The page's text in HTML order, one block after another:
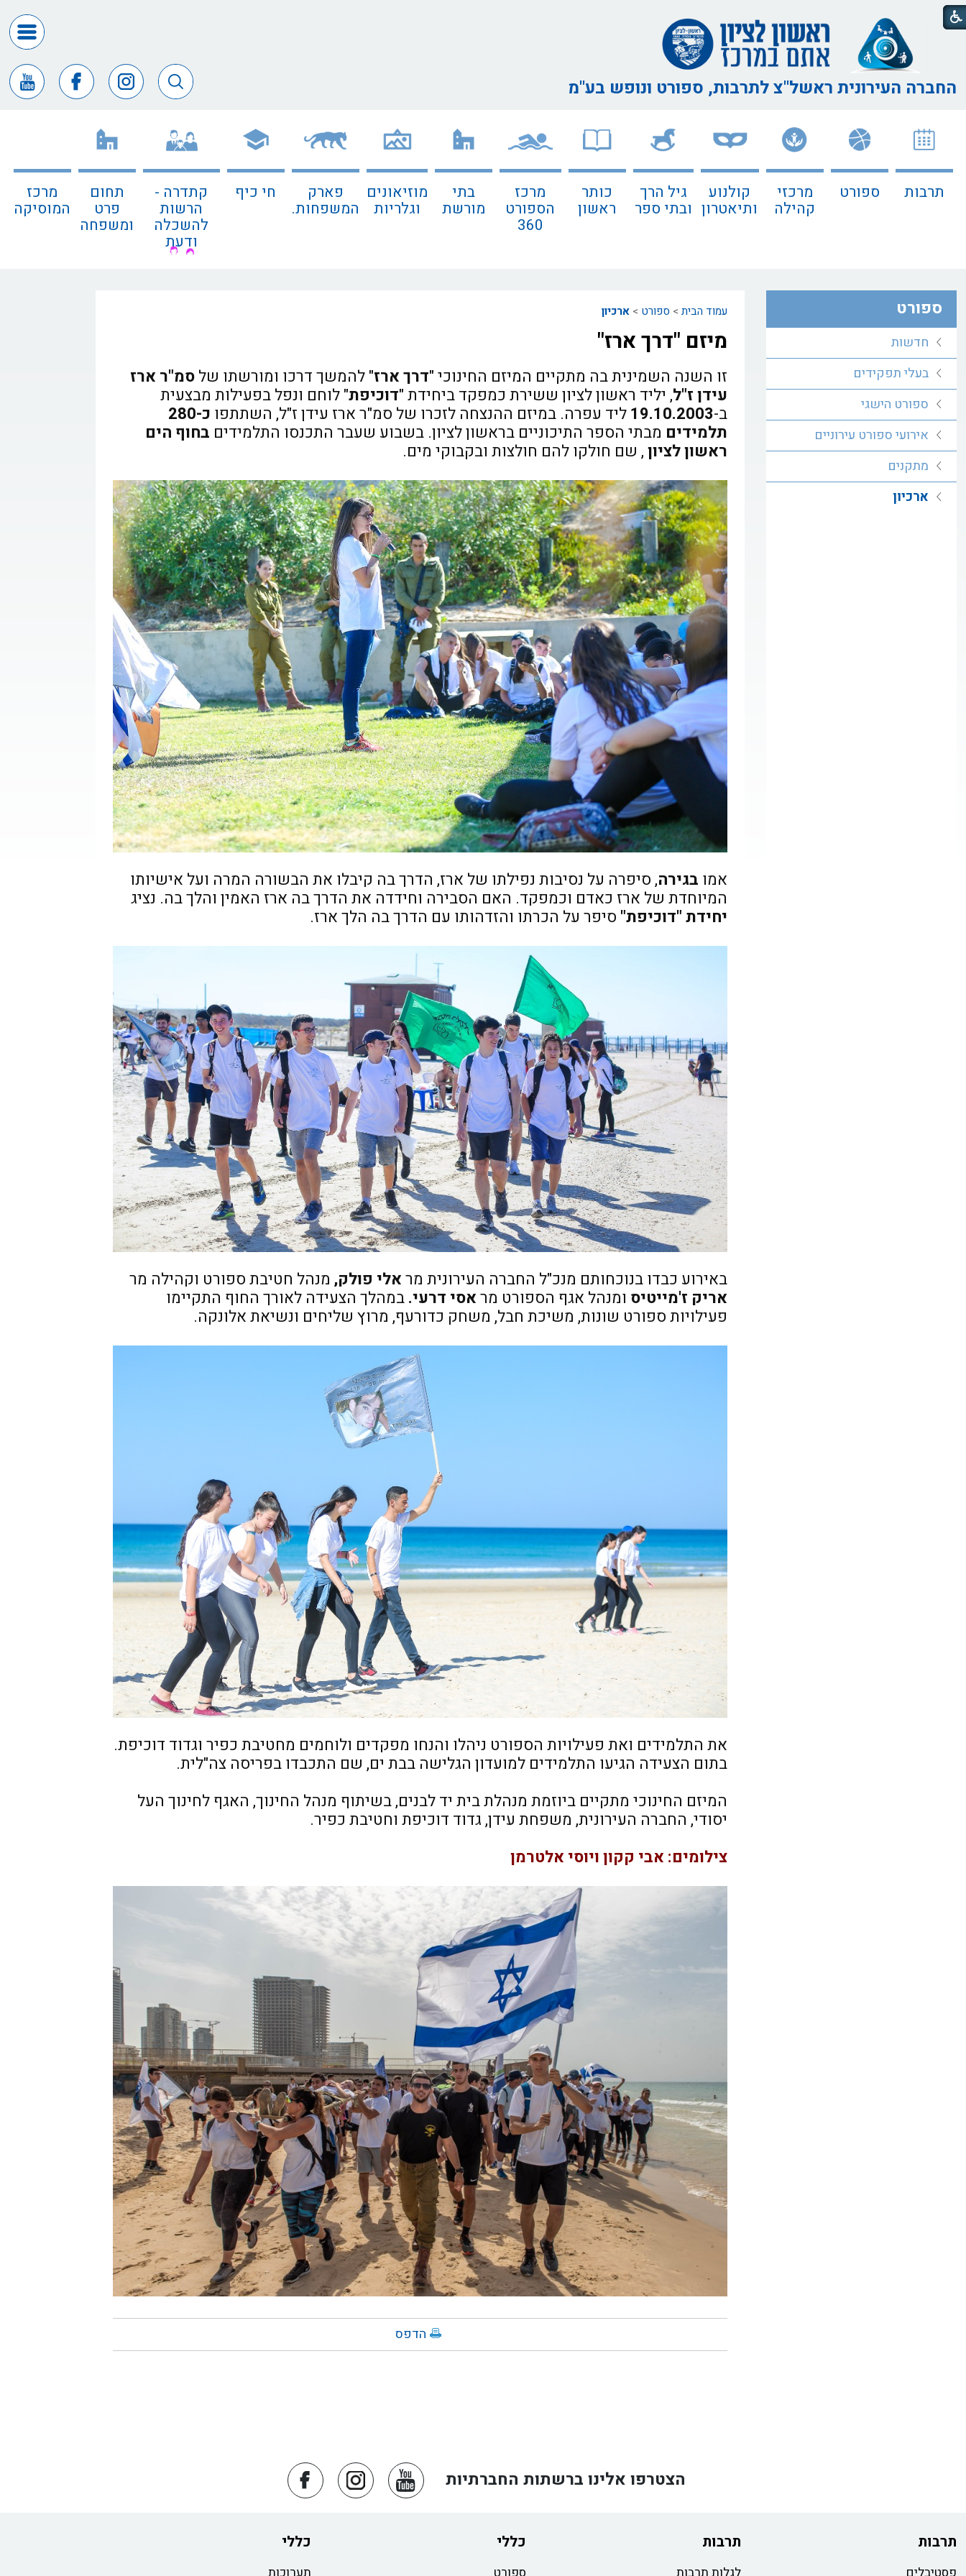
החברה העירונית ראשל"צלתרבות, ספורט ונופש בע"מ
חופש
המידע
העיר
דבר
המנכ"ל
תרבות ספורט מרכזי
קהילה
קולנוע
ותיאטרון
גיל הרך
ובתי ספר
כותר
ראשון
מרכז
הספורט
360
בתי
מורשת
מוזיאונים
וגלריות
פארק
המשפחות.
חי כיף קתדרה -
הרשות
להשכלה
ודעת
תחום
פרט
ומשפחה
מרכז
המוסיקה
עמוד הבית >ספורט >ארכיון
מיזם "דרך ארז"
זו השנה השמינית בה מתקיים המיזם החינוכי "דרך ארז" להמשך דרכו ומורשתו שלסמ"ר ארז
עידן ז"ל, יליד ראשון לציון ששירת כמפקד ביחידת "דוכיפת" לוחם ונפל בפעילות מבצעית
ב-19.10.2003ליד עפרה. במיזם ההנצחה לזכרו של סמ"ר ארז עידן ז"ל, השתתפו
כ-280
תלמידים מבתי הספר התיכוניים בראשון לציון. בשבוע שעבר התכנסו התלמידים בחוף הים
ראשון לציון, שם חולקו להם חולצות ובקבוקי מים.
אמו בגירה, סיפרה על נסיבות נפילתו של ארז, הדרך בה קיבלו את הבשורה המרה ועל אישיותו
המיוחדת של ארז כאדם וכמפקד. האם הסבירה וחידדה את הדרך בה ארז האמין והלך בה. נציג
יחידת "דוכיפת" סיפר על הכרתו והזדהותו עם הדרך בה הלך ארז.
באירוע כבדו בנוכחותם מנכ"ל החברה העירונית מראלי פולק, מנהל חטיבת ספורט וקהילה מר
אריק ז'מייטיס ומנהל אגף הספורט מראסי דרעי.במהלך הצעידה לאורך החוף התקיימו
פעילויות ספורט שונות, משיכת חבל, משחק כדורעף, מרוץ שליחים ונשיאת אלונקה.
את התלמידים ואת פעילויות הספורט ניהלו והנחו מפקדים ולוחמים מחטיבת כפיר וגדוד דוכיפת.
בתום הצעידה הגיעו התלמידים למועדון הגלישה בבת ים, שם התכבדו בפריסה צה"לית.
המיזם החינוכי מתקיים ביוזמת מנהלת בית יד לבנים, בשיתוף מנהל החינוך, האגף לחינוך העל
יסודי, החברה העירונית, משפחת עידן, גדוד דוכיפת וחטיבת כפיר.
צילומים: אבי קקון ויוסי אלטרמן
הדפס
ספורט
חדשות
בעלי תפקידים
ספורט הישגי
אירועי ספורט עירוניים
מתקנים
ארכיון
הצטרפו אלינו ברשתות החברתיות
תרבות תרבות כללי כללי